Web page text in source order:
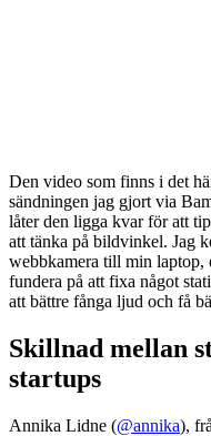
Den video som finns i det
sändningen jag gjort via
låter den ligga kvar för att
att tänka på bildvinkel. Jag
webbkamera till min laptop,
fundera på att fixa något
att bättre fånga ljud och få
Skillnad mellan
startups
Annika Lidne (@annika),